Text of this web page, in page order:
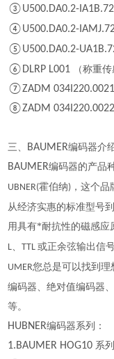
③U500.DA0.2-
④U500.DA0.2-
⑤U500.DA0.2-
⑥DLRP L001 （称重传
⑦ZADM 034I220.0021
⑧ZADM 034I220.0022
三、 BAUMER编码器介
BAUMER编码器的产品
UBNER(霍伯纳) ，这个
从经济实惠的标准型号
用具有*耐抗性的磁感应
L、TTL或正余弦输出信
UMER您总是可以找到理
编码器、绝对值编码器
等。
HUBNER编码器系列：
1.BAUMER HOG10 系列